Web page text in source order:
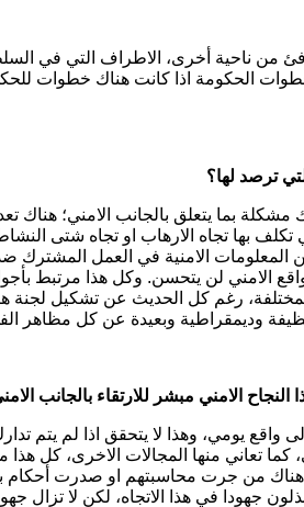
من ناحية أخرى، الاطراف التي في
الحكومة اذا كانت هناك خطوات
ترصد لها؟
بما يتعلق بالجانب الامني؛ هناك
بها تجاه الارهاب او تجاه شتى
الامنية في العمل المشترك
الامني لن يتحسن. وكل هذا مرتبط
رغم كل الحديث عن تشكيل لجنة
وديمقراطية وبعيدة عن كل مظاهر
الامني مبشر للارتقاء بالجانب
واقع يومي، وهذا لا يتحقق اذا لم يتم
تعاني منها المجالات الاخرى، كل
من جرت محاسبتهم او صدرت أحكام
في هذا الاتجاه، لكن لا تزال